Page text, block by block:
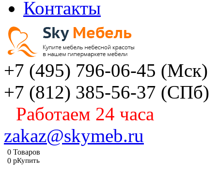
Контакты
+7 (495) 796-06-45 (Мск)
+7 (812) 385-56-37 (СПб)
Работаем 24 часа
zakaz@skymeb.ru
0 Товаров
0 pКупить